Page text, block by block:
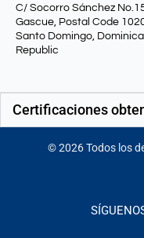
C/ Socorro Sánchez
Gascue, Postal Code
Santo Domingo,
Republic
Certificaciones
©2026Todos los